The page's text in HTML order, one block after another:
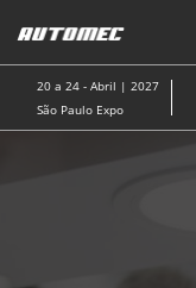
para
o
conteúdo
20 a 24 - Abril | 2027
São Paulo Expo